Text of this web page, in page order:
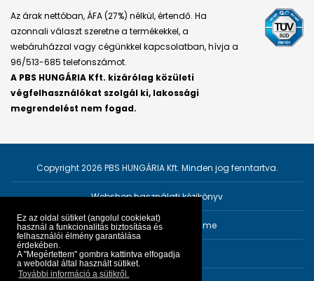
Ez az oldal sütiket (angolul cookiekat)
használ a funkcionalitás biztosítása és
felhasználói élmény garantálása
érdekében.
A "Megértettem" gombra kattintva elfogadja
a weboldal által használt sütiket.
További információ a sütikről.
Az árak nettóban, ÁFA (27%) nélkül, értendő. Ha
azonnali választ szeretne a termékekkel, a
webáruházzal vagy cégünkkel kapcsolatban, hívja a
96/513-685 telefonszámot.
A PBS HUNGÁRIA Kft. kizárólag közületi
végfelhasználókat szolgál ki, lakossági
megrendelést nem fogad.
Copyright 2026 PBS HUNGÁRIA Kft. Minden jog fenntartva.
Webshop használati kézikönyv
Személyes adatok védelme
Impresszum